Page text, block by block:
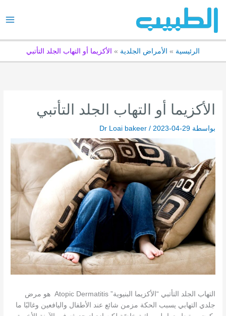
المحتوى
الرئيسية الأمراض الجلدية الأكزيما أو التهاب الجلد التأتبي
الأكزيما أو التهاب الجلد التأتبي
بواسطة Dr Loai bakeer / 2023-04-29
التهاب الجلد التأتبي “الأكزيما البنيوية” Atopic Dermatitis هو مرض
جلدي التهابي يسبب الحكة مزمن شائع عند الأطفال واليافعين وغالبًا ما